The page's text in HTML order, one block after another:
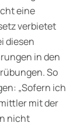
eine
verbietet
diesen
in den
So
„Sofern ich
mitder
nicht